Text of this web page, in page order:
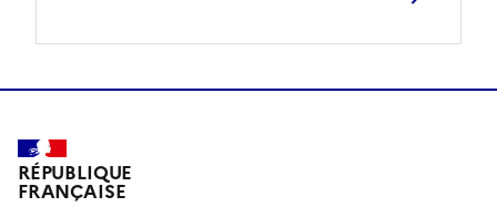
RÉPUBLIQUE
FRANÇAISE